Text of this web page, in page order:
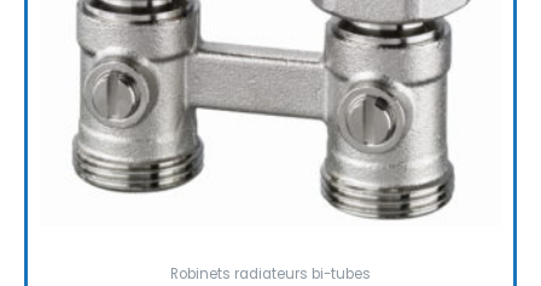
Robinets radiateurs bi-tubes